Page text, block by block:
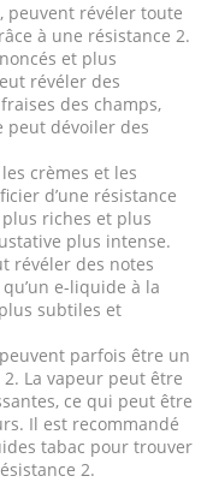
peuvent révéler toute
à une résistance 2.
et plus
révéler des
des champs,
peut dévoiler des
crèmes et les
d’une résistance
riches et plus
plus intense.
révéler des notes
e-liquide à la
subtiles et
parfois être un
La vapeur peut être
ce qui peut être
Il est recommandé
tabac pour trouver
2.